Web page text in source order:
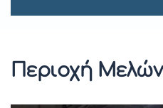
Περιοχή Μελών